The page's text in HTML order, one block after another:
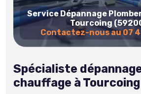
Service Dépannage
Tourcoing
Contactez-nous au 07
Spécialiste
chauffage à Tourcoing